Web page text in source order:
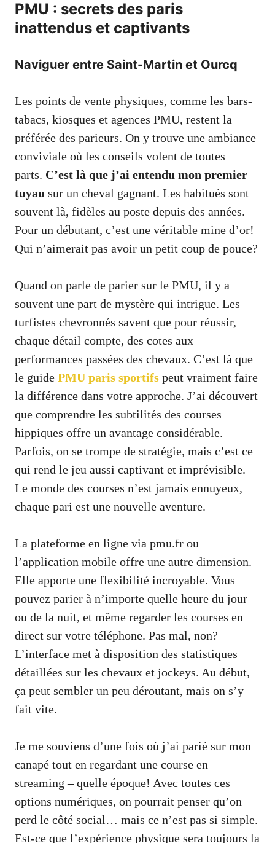
PMU : secrets des paris
inattendus et captivants
Naviguer entre Saint-Martin et Ourcq
Les points de vente physiques, comme les bars-
tabacs, kiosques et agences PMU, restent la
préférée des parieurs. On y trouve une ambiance
conviviale où les conseils volent de toutes
parts. C’est là que j’ai entendu mon premier
tuyau sur un cheval gagnant. Les habitués sont
souvent là, fidèles au poste depuis des années.
Pour un débutant, c’est une véritable mine d’or!
Qui n’aimerait pas avoir un petit coup de pouce?
Quand on parle de parier sur le PMU, il y a
souvent une part de mystère qui intrigue. Les
turfistes chevronnés savent que pour réussir,
chaque détail compte, des cotes aux
performances passées des chevaux. C’est là que
le guide PMU paris sportifs peut vraiment faire
la différence dans votre approche. J’ai découvert
que comprendre les subtilités des courses
hippiques offre un avantage considérable.
Parfois, on se trompe de stratégie, mais c’est ce
qui rend le jeu aussi captivant et imprévisible.
Le monde des courses n’est jamais ennuyeux,
chaque pari est une nouvelle aventure.
La plateforme en ligne via pmu.fr ou
l’application mobile offre une autre dimension.
Elle apporte une flexibilité incroyable. Vous
pouvez parier à n’importe quelle heure du jour
ou de la nuit, et même regarder les courses en
direct sur votre téléphone. Pas mal, non?
L’interface met à disposition des statistiques
détaillées sur les chevaux et jockeys. Au début,
ça peut sembler un peu déroutant, mais on s’y
fait vite.
Je me souviens d’une fois où j’ai parié sur mon
canapé tout en regardant une course en
streaming – quelle époque! Avec toutes ces
options numériques, on pourrait penser qu’on
perd le côté social… mais ce n’est pas si simple.
Est-ce que l’expérience physique sera toujours la